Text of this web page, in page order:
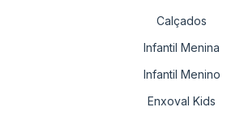
Calçados
Infantil Menina
Infantil Menino
Enxoval Kids